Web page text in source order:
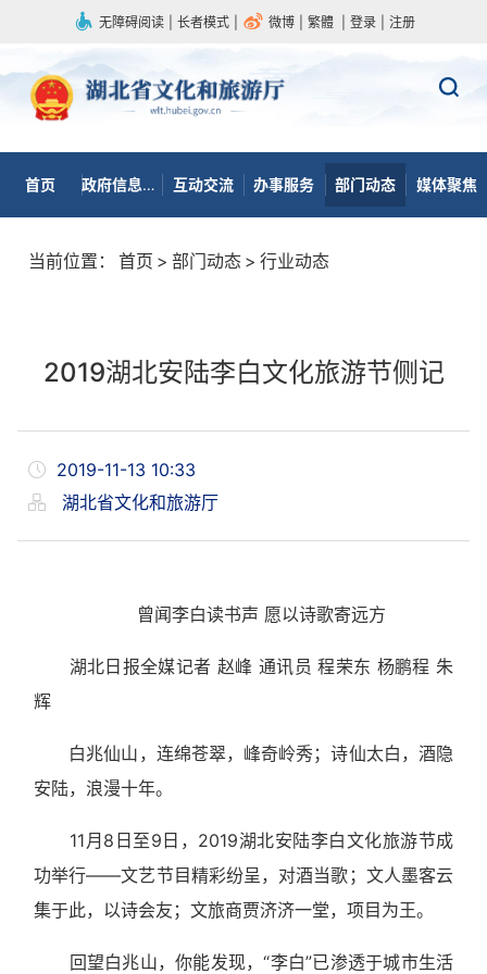
无障碍阅读 长者模式 微博 繁體 登录 注册
首页 政府信息公开 互动交流 办事服务 部门动态 媒体聚焦
当前位置： 首页 > 部门动态 > 行业动态
2019湖北安陆李白文化旅游节侧记
2019-11-13 10:33
湖北省文化和旅游厅
曾闻李白读书声 愿以诗歌寄远方
湖北日报全媒记者 赵峰 通讯员 程荣东 杨鹏程 朱
辉
白兆仙山，连绵苍翠，峰奇岭秀；诗仙太白，酒隐
安陆，浪漫十年。
11月8日至9日，2019湖北安陆李白文化旅游节成
功举行——文艺节目精彩纷呈，对酒当歌；文人墨客云
集于此，以诗会友；文旅商贾济济一堂，项目为王。
回望白兆山，你能发现，“李白”已渗透于城市生活